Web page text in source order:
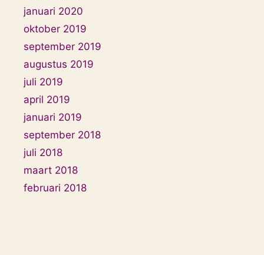
januari 2020
oktober 2019
september 2019
augustus 2019
juli 2019
april 2019
januari 2019
september 2018
juli 2018
maart 2018
februari 2018